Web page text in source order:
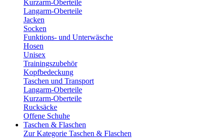
Kurzarm-Oberteile
Langarm-Oberteile
Jacken
Socken
Funktions- und Unterwäsche
Hosen
Unisex
Trainingszubehör
Kopfbedeckung
Taschen und Transport
Langarm-Oberteile
Kurzarm-Oberteile
Rucksäcke
Offene Schuhe
Taschen & Flaschen
Zur Kategorie Taschen & Flaschen